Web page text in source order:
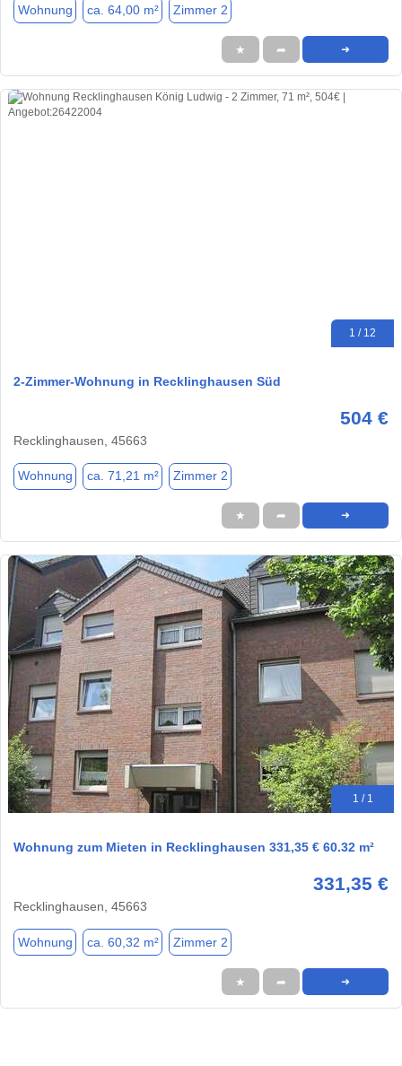
Wohnung ca. 64,00 m² Zimmer 2
★ ➦ ➜
1 / 12
2-Zimmer-Wohnung in Recklinghausen Süd
504 €
Recklinghausen, 45663
Wohnung ca. 71,21 m² Zimmer 2
★ ➦ ➜
1 / 1
Wohnung zum Mieten in Recklinghausen 331,35 € 60.32 m²
331,35 €
Recklinghausen, 45663
Wohnung ca. 60,32 m² Zimmer 2
★ ➦ ➜